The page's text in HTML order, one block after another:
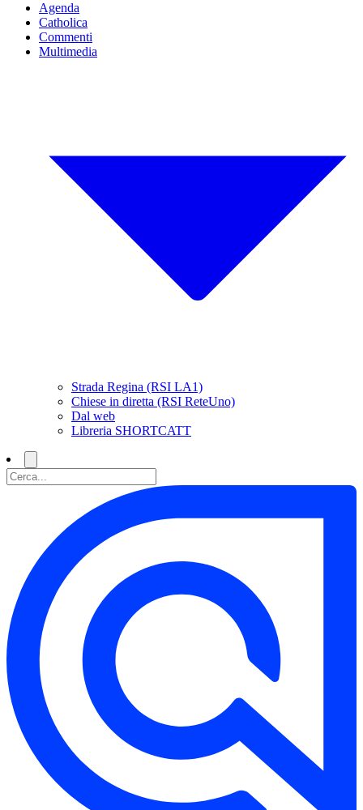
Agenda
Catholica
Commenti
Multimedia
Strada Regina (RSI LA1)
Chiese in diretta (RSI ReteUno)
Dal web
Libreria SHORTCATT